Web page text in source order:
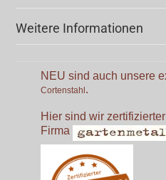
Weitere Informationen
NEU sind auch unsere
Cortenstahl.
Hier sind wir
Firma